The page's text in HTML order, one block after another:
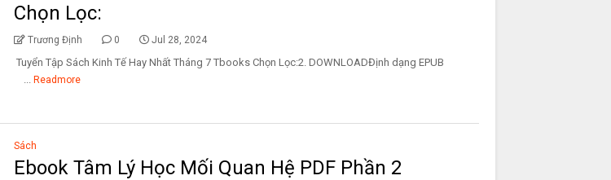
Chọn Lọc:
Trương Định 0 Jul 28, 2024
Tuyển Tập Sách Kinh Tế Hay Nhất Tháng 7 Tbooks Chọn Lọc:2. DOWNLOADĐịnh dạng EPUB
... Readmore
Sách
Ebook Tâm Lý Học Mối Quan Hệ PDF Phần 2